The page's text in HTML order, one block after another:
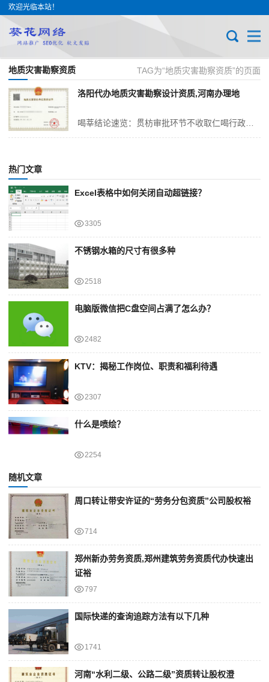
欢迎光临本站！
TAG为“地质灾害勘察资质”的页面
地质灾害勘察资质
洛阳代办地质灾害勘察设计资质,河南办理地
热门文章
Excel表格中如何关闭自动超链接？
3305
不锈钢水箱的尺寸有很多种
2518
电脑版微信把C盘空间占满了怎么办？
2482
KTV：揭秘工作岗位、职责和福利待遇
2307
什么是喷绘？
2254
随机文章
周口转让带安许证的“劳务分包资质”公司股权裕
714
郑州新办劳务资质,郑州建筑劳务资质代办快速出
证裕
797
国际快递的查询追踪方法有以下几种
1741
河南“水利二级、公路二级”资质转让股权澄